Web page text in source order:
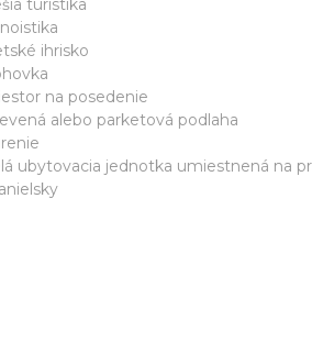
turistika
ihrisko
na posedenie
alebo parketová podlaha
ubytovacia jednotka umiestnená na